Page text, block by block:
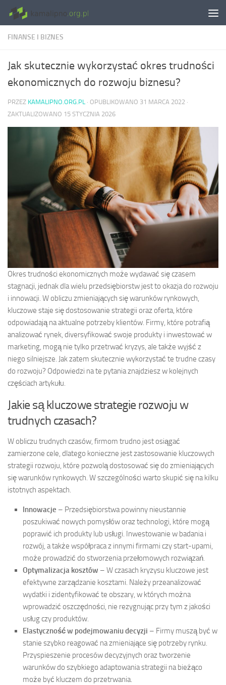
Skip to content
FINANSE I BIZNES
Jak skutecznie wykorzystać okres trudności
ekonomicznych do rozwoju biznesu?
PRZEZ KAMALIPNO.ORG.PL · OPUBLIKOWANO 31 MARCA 2022 ·
ZAKTUALIZOWANO 15 STYCZNIA 2026
Okres trudności ekonomicznych może wydawać się czasem
stagnacji, jednak dla wielu przedsiębiorstw jest to okazja do rozwoju
i innowacji. W obliczu zmieniających się warunków rynkowych,
kluczowe staje się dostosowanie strategii oraz oferta, które
odpowiadają na aktualne potrzeby klientów. Firmy, które potrafią
analizować rynek, diversyfikować swoje produkty i inwestować w
marketing, mogą nie tylko przetrwać kryzys, ale także wyjść z
niego silniejsze. Jak zatem skutecznie wykorzystać te trudne czasy
do rozwoju? Odpowiedzi na te pytania znajdziesz w kolejnych
częściach artykułu.
Jakie są kluczowe strategie rozwoju w
trudnych czasach?
W obliczu trudnych czasów, firmom trudno jest osiągać
zamierzone cele, dlatego konieczne jest zastosowanie kluczowych
strategii rozwoju, które pozwolą dostosować się do zmieniających
się warunków rynkowych. W szczególności warto skupić się na kilku
istotnych aspektach.
Innowacje – Przedsiębiorstwa powinny nieustannie
poszukiwać nowych pomysłów oraz technologi, które mogą
poprawić ich produkty lub usługi. Inwestowanie w badania i
rozwój, a także współpraca z innymi firmami czy start-upami,
może prowadzić do stworzenia przełomowych rozwiązań.
Optymalizacja kosztów – W czasach kryzysu kluczowe jest
efektywne zarządzanie kosztami. Należy przeanalizować
wydatki i zidentyfikować te obszary, w których można
wprowadzić oszczędności, nie rezygnując przy tym z jakości
usług czy produktów.
Elastyczność w podejmowaniu decyzji – Firmy muszą być w
stanie szybko reagować na zmieniające się potrzeby rynku.
Przyspieszenie procesów decyzyjnych oraz tworzenie
warunków do szybkiego adaptowania strategii na bieżąco
może być kluczem do przetrwania.